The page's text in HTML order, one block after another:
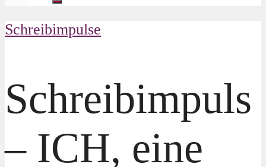
Schreibimpulse
Schreibimpuls
– ICH, eine